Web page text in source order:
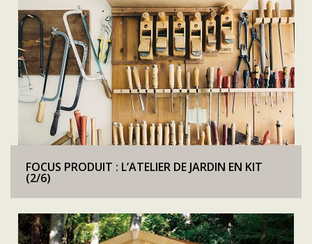
FOCUS PRODUIT : L’ATELIER DE JARDIN EN KIT
(2/6)